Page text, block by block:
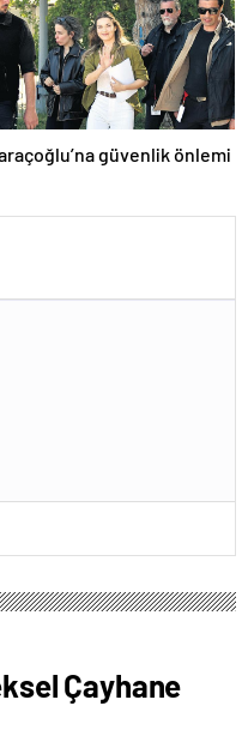
güvenlik önlemi
Çayhane